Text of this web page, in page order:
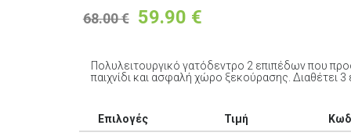
68.00 € 59.90 €
Πολυλειτουργικό γατόδεντρο 2 επιπέδων που
παιχνίδι και ασφαλή χώρο ξεκούρασης. Διαθέτει
Επιλογές Τιμή